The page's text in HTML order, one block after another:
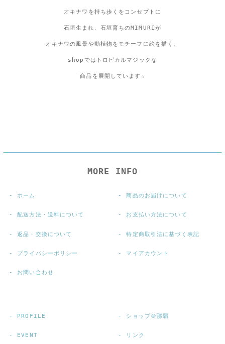
オキナワを持ち歩くをコンセプトに
石垣生まれ、石垣育ちのMIMURIが
オキナワの風景や動植物をモチーフに絵を描く。
shopではトロピカルマジックな
商品を展開しています☆
MORE INFO
ホーム 商品のお届けについて
配送方法・送料について お支払い方法について
返品・交換について 特定商取引法に基づく表記
プライバシーポリシー マイアカウント
お問い合わせ
PROFILE ショップ＠那覇
EVENT リンク